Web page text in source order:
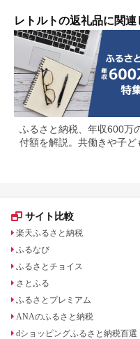
県
レトルトの返礼品に関
ふるさと納税、年収600万
付額を解説。共働きや子ど
サイト比較
楽天ふるさと納税
ふるなび
ふるさとチョイス
さとふる
ふるさとプレミアム
ANAのふるさと納税
dショッピングふるさと納税百選